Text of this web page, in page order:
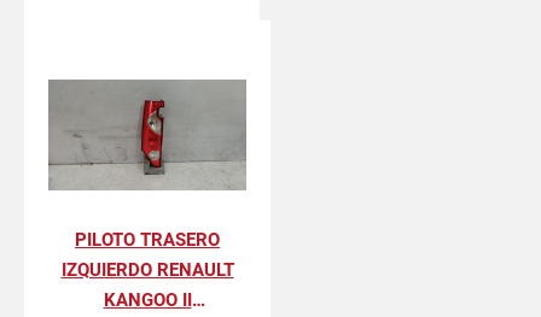
PILOTO TRASERO
IZQUIERDO RENAULT
KANGOO II